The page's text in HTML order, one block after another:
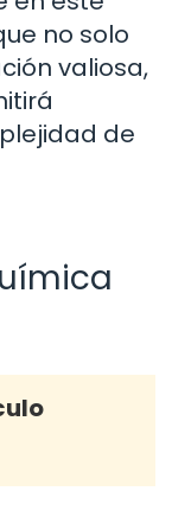
no solo
valiosa,
de